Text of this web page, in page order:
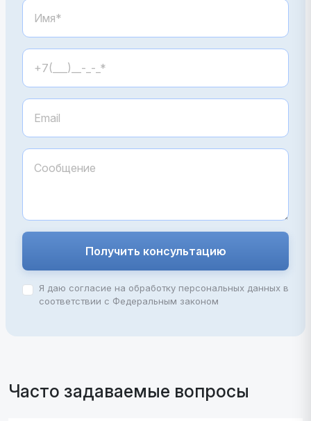
Получить консультацию
Я даю согласие на обработку персональных данных в
соответствии с Федеральным законом
Часто задаваемые вопросы